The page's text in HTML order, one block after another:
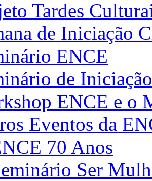
Tardes
de Iniciação
ENCE
de
ENCE e o
Eventos da
70 Anos
Ser